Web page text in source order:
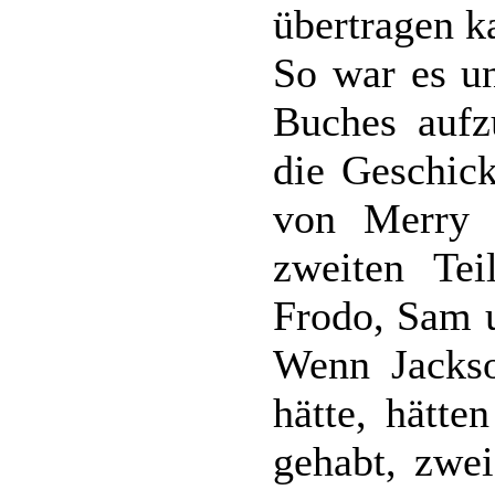
übertragen
So war es
Buches
die
von Merry
zweiten
Frodo, Sam
Wenn
hätte,
gehabt,